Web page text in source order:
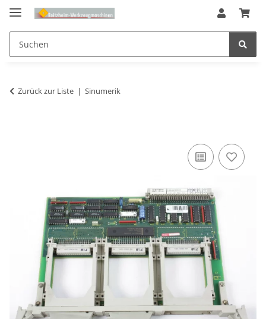
Zurück zur Liste Sinumerik